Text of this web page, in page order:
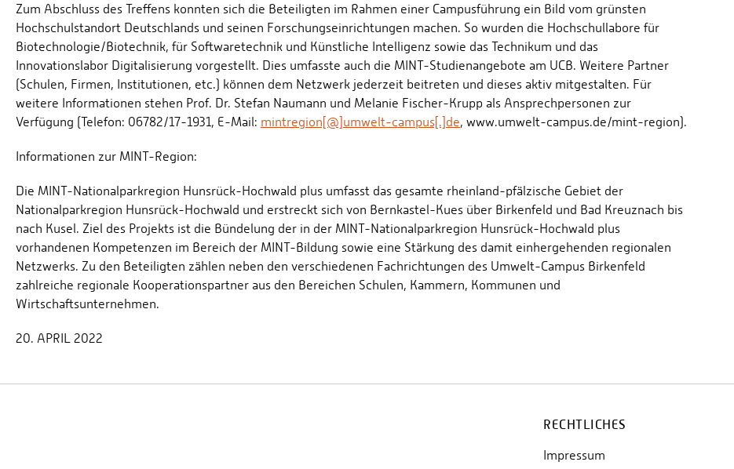
Zum Abschluss des Treffens konnten sich die Beteiligten im Rahmen einer Campusführung ein Bild vom grünsten
Hochschulstandort Deutschlands und seinen Forschungseinrichtungen machen. So wurden die Hochschullabore für
Biotechnologie/Biotechnik, für Softwaretechnik und Künstliche Intelligenz sowie das Technikum und das
Innovationslabor Digitalisierung vorgestellt. Dies umfasste auch die MINT-Studienangebote am UCB. Weitere Partner
(Schulen, Firmen, Institutionen, etc.) können dem Netzwerk jederzeit beitreten und dieses aktiv mitgestalten. Für
weitere Informationen stehen Prof. Dr. Stefan Naumann und Melanie Fischer-Krupp als Ansprechpersonen zur
Verfügung (Telefon: 06782/17-1931, E-Mail: mintregion[@]umwelt-campus[.]de, www.umwelt-campus.de/mint-region).
Informationen zur MINT-Region:
Die MINT-Nationalparkregion Hunsrück-Hochwald plus umfasst das gesamte rheinland-pfälzische Gebiet der
Nationalparkregion Hunsrück-Hochwald und erstreckt sich von Bernkastel-Kues über Birkenfeld und Bad Kreuznach bis
nach Kusel. Ziel des Projekts ist die Bündelung der in der MINT-Nationalparkregion Hunsrück-Hochwald plus
vorhandenen Kompetenzen im Bereich der MINT-Bildung sowie eine Stärkung des damit einhergehenden regionalen
Netzwerks. Zu den Beteiligten zählen neben den verschiedenen Fachrichtungen des Umwelt-Campus Birkenfeld
zahlreiche regionale Kooperationspartner aus den Bereichen Schulen, Kammern, Kommunen und
Wirtschaftsunternehmen.
20. APRIL 2022
RECHTLICHES
Impressum